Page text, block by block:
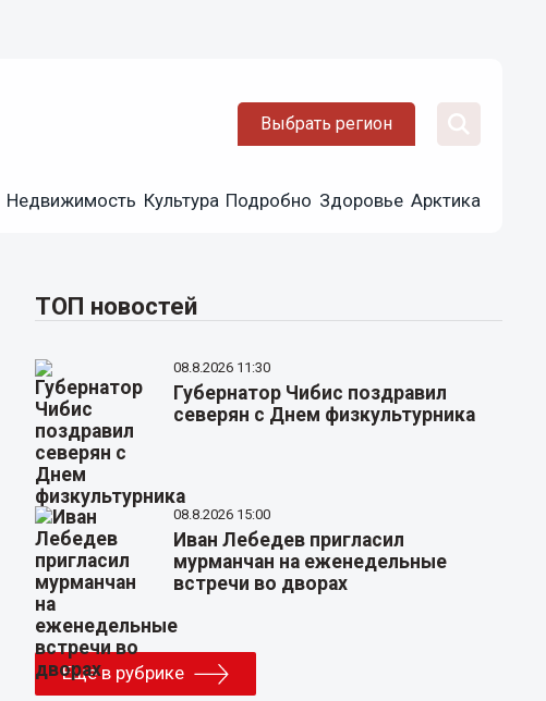
Выбрать регион
Недвижимость Культура Подробно Здоровье Арктика
ТОП новостей
08.8.2026 11:30
Губернатор Чибис поздравил
северян с Днем физкультурника
08.8.2026 15:00
Иван Лебедев пригласил
мурманчан на еженедельные
встречи во дворах
Еще в рубрике